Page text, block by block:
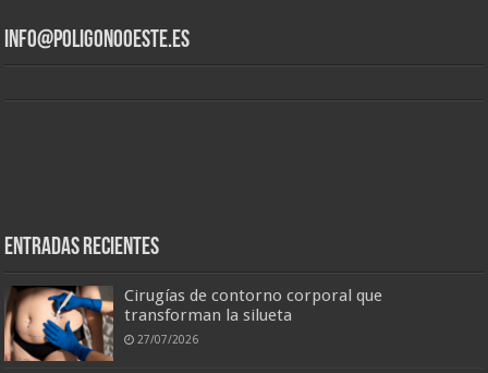
info@poligonooeste.es
Entradas recientes
Cirugías de contorno corporal que
transforman la silueta
27/07/2026